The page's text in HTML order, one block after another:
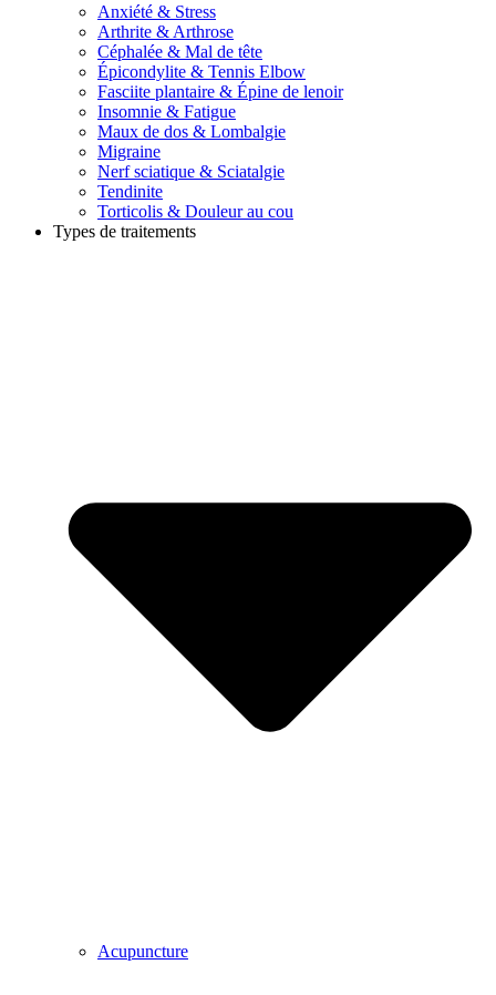
Anxiété & Stress
Arthrite & Arthrose
Céphalée & Mal de tête
Épicondylite & Tennis Elbow
Fasciite plantaire & Épine de lenoir
Insomnie & Fatigue
Maux de dos & Lombalgie
Migraine
Nerf sciatique & Sciatalgie
Tendinite
Torticolis & Douleur au cou
Types de traitements
Acupuncture